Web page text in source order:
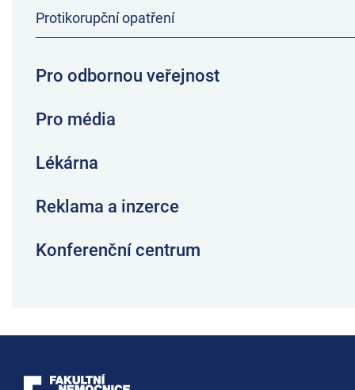
Protikorupční opatření
Pro odbornou veřejnost
Pro média
Lékárna
Reklama a inzerce
Konferenční centrum